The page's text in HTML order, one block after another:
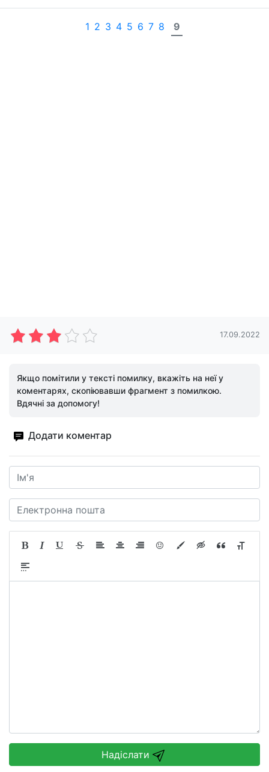
1 2 3 4 5 6 7 8 9
17.09.2022
Якщо помітили у тексті помилку, вкажіть на неї у
коментарях, скопіювавши фрагмент з помилкою.
Вдячні за допомогу!
Додати коментар
Надіслати